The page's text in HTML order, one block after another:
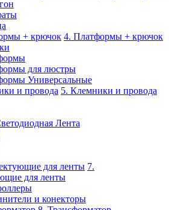
4. Платформы + крючок
для люстры
Универсальные
5. Клемники и провода
Лента
7.
для ленты
и конекторы